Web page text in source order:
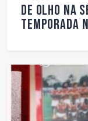
De olho na
temporada